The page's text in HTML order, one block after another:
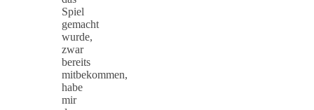
Spiel
gemacht
wurde,
zwar
bereits
mitbekommen,
habe
mir